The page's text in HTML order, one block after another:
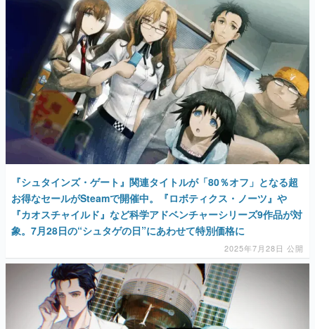
『シュタインズ・ゲート』関連タイトルが「80％オフ」となる超
お得なセールがSteamで開催中。『ロボティクス・ノーツ』や
『カオスチャイルド』など科学アドベンチャーシリーズ9作品が対
象。7月28日の“シュタゲの日”にあわせて特別価格に
2025年7月28日 公開